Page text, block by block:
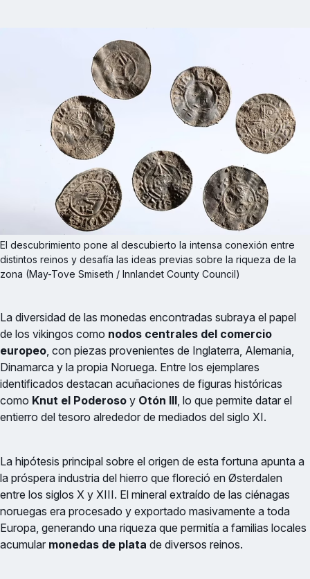
El descubrimiento pone al descubierto la intensa conexión entre
distintos reinos y desafía las ideas previas sobre la riqueza de la
zona (May-Tove Smiseth / Innlandet County Council)
La diversidad de las monedas encontradas subraya el papel
de los vikingos como nodos centrales del comercio
europeo , con piezas provenientes de Inglaterra, Alemania,
Dinamarca y la propia Noruega. Entre los ejemplares
identificados destacan acuñaciones de figuras históricas
como Knut el Poderoso y Otón III , lo que permite datar el
entierro del tesoro alrededor de mediados del siglo XI.
La hipótesis principal sobre el origen de esta fortuna apunta a
la próspera industria del hierro que floreció en Østerdalen
entre los siglos X y XIII. El mineral extraído de las ciénagas
noruegas era procesado y exportado masivamente a toda
Europa, generando una riqueza que permitía a familias locales
acumular monedas de plata de diversos reinos.